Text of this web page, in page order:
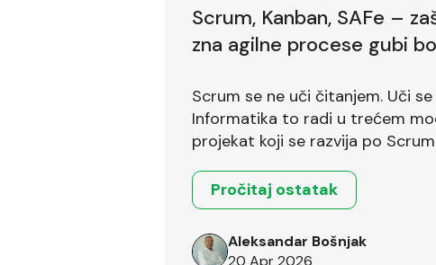
Scrum, Kanban, SAFe –
zna agilne procese gubi
Scrum se ne uči čitanjem. Uči se
Informatika to radi u trećem
projekat koji se razvija po
Pročitaj ostatak
Aleksandar Bošnjak
20 Apr 2026